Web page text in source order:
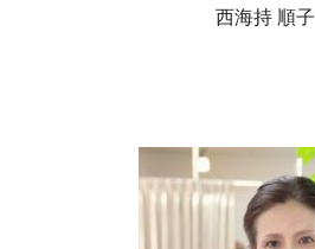
西海持 順子